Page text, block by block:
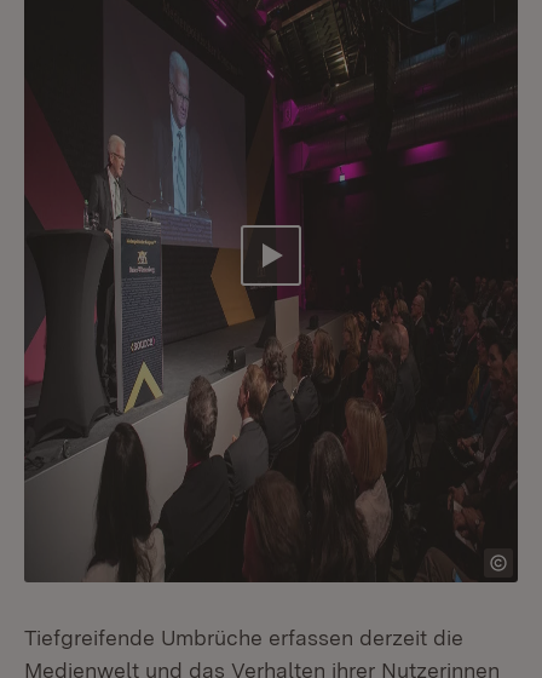
Video abspielen
Tiefgreifende Umbrüche erfassen derzeit die
Medienwelt und das Verhalten ihrer Nutzerinnen